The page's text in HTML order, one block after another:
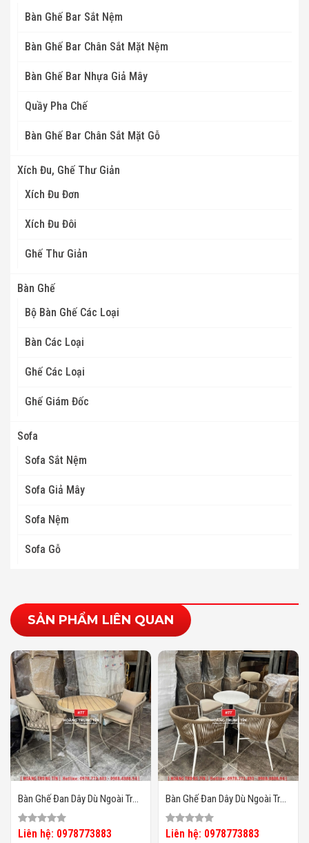
Bàn Ghế Bar Sắt Nệm
Bàn Ghế Bar Chân Sắt Mặt Nệm
Bàn Ghế Bar Nhựa Giả Mây
Quầy Pha Chế
Bàn Ghế Bar Chân Sắt Mặt Gỗ
Xích Đu, Ghế Thư Giản
Xích Đu Đơn
Xích Đu Đôi
Ghế Thư Giản
Bàn Ghế
Bộ Bàn Ghế Các Loại
Bàn Các Loại
Ghế Các Loại
Ghế Giám Đốc
Sofa
Sofa Sắt Nệm
Sofa Giả Mây
Sofa Nệm
Sofa Gỗ
SẢN PHẨM LIÊN QUAN
Bàn Ghế Đan Dây Dù Ngoài Trời
HTT06
Liên hệ: 0978773883
Bàn Ghế Đan Dây Dù Ngoài Trời
HTT05
Liên hệ: 0978773883